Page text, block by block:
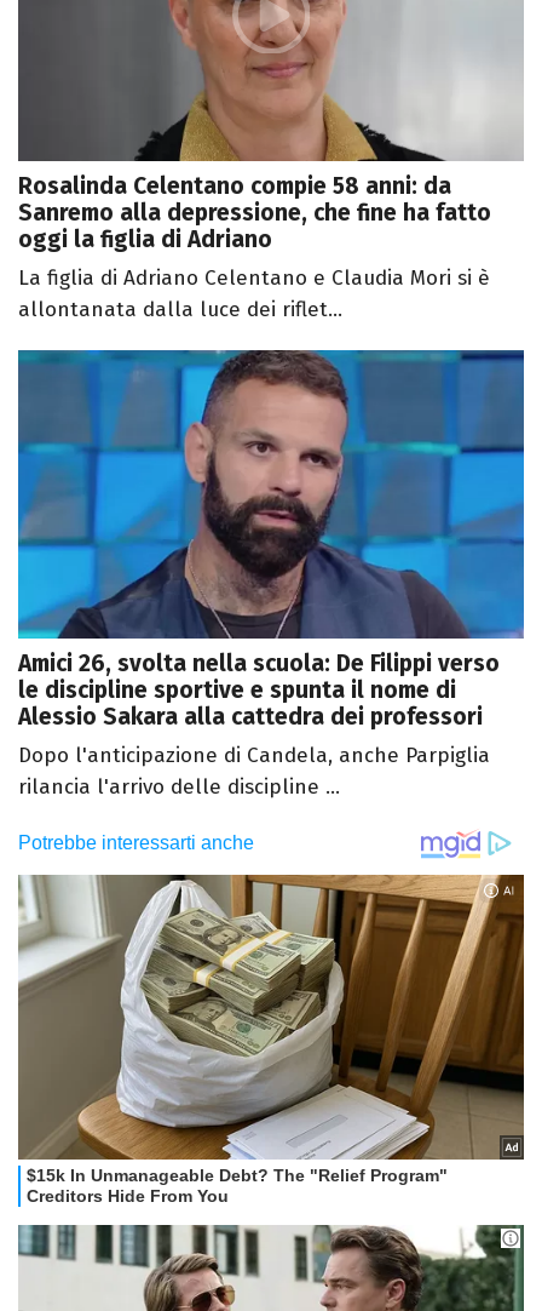
Rosalinda Celentano compie 58 anni: da
Sanremo alla depressione, che fine ha fatto
oggi la figlia di Adriano
La figlia di Adriano Celentano e Claudia Mori si è
allontanata dalla luce dei riflet...
Amici 26, svolta nella scuola: De Filippi verso
le discipline sportive e spunta il nome di
Alessio Sakara alla cattedra dei professori
Dopo l'anticipazione di Candela, anche Parpiglia
rilancia l'arrivo delle discipline ...